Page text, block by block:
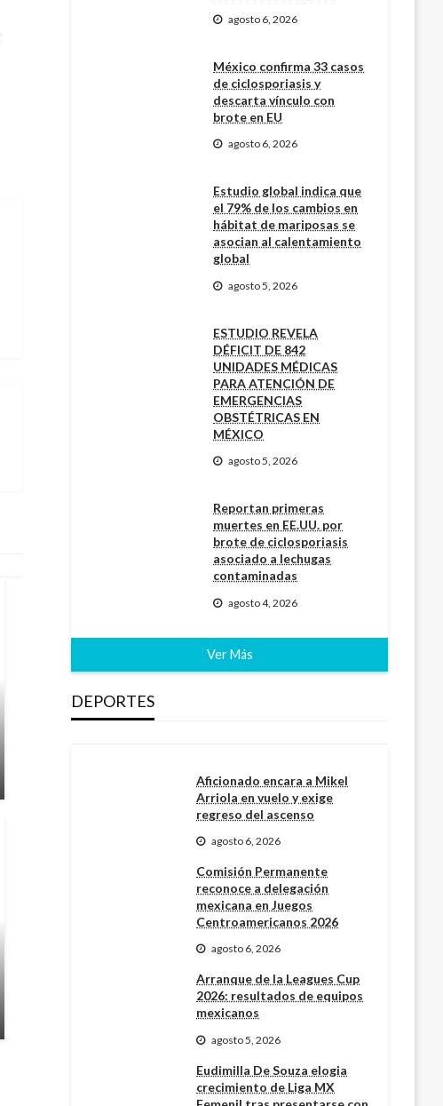
agosto 6, 2026
México confirma 33 casos
de ciclosporiasis y
descarta vínculo con
brote en EU
agosto 6, 2026
Estudio global indica que
el 79% de los cambios en
hábitat de mariposas se
asocian al calentamiento
global
agosto 5, 2026
ESTUDIO REVELA
DÉFICIT DE 842
UNIDADES MÉDICAS
PARA ATENCIÓN DE
EMERGENCIAS
OBSTÉTRICAS EN
MÉXICO
agosto 5, 2026
Reportan primeras
muertes en EE.UU. por
brote de ciclosporiasis
asociado a lechugas
contaminadas
agosto 4, 2026
Ver Más
DEPORTES
Aficionado encara a Mikel
Arriola en vuelo y exige
regreso del ascenso
agosto 6, 2026
Comisión Permanente
reconoce a delegación
mexicana en Juegos
Centroamericanos 2026
agosto 6, 2026
Arranque de la Leagues Cup
2026: resultados de equipos
mexicanos
agosto 5, 2026
Eudimilla De Souza elogia
crecimiento de Liga MX